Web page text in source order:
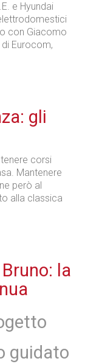
e Hyundai
con Giacomo
Eurocom,
gli
corsi
Mantenere
però al
alla classica
la
guidato